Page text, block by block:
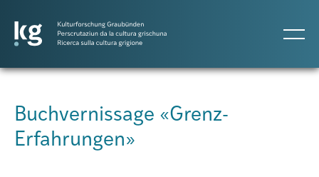
Projects
Buchvernissage «Grenz-
Erfahrungen»